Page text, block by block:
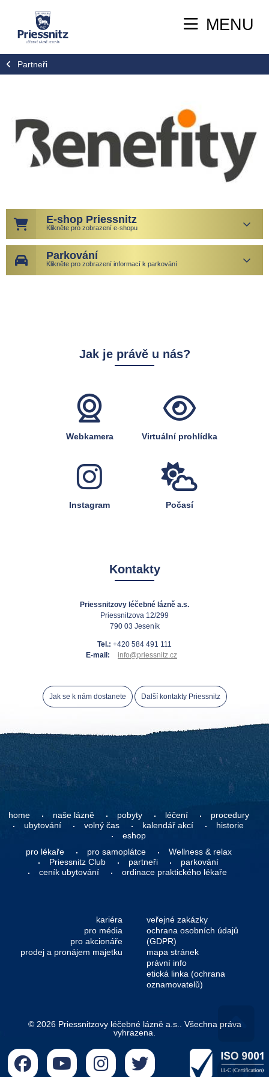
MENU
Partneři
E-shop Priessnitz
Klikněte pro zobrazení e-shopu
Parkování
Klikněte pro zobrazení informací k parkování
Jak je právě u nás?
Webkamera Virtuální prohlídka
Instagram Počasí
Kontakty
Priessnitzovy léčebné lázně a.s.
Priessnitzova 12/299
790 03 Jeseník
Tel.: +420 584 491 111
E-mail:
info@priessnitz.cz
Jak se k nám dostanete Další kontakty Priessnitz
home naše lázně pobyty léčení
procedury
ubytování
volný čas kalendář akcí
historie
eshop
pro lékaře
pro samoplátce
Wellness & relax
Priessnitz Club
partneři
parkování
ceník ubytování
ordinace praktického lékaře
kariéra
pro média
pro akcionáře
prodej a pronájem majetku
veřejné zakázky
ochrana osobních údajů
(GDPR)
mapa stránek
právní info
etická linka (ochrana
oznamovatelů)
© 2026 Priessnitzovy léčebné lázně a.s.. Všechna práva
vyhrazena.
Go